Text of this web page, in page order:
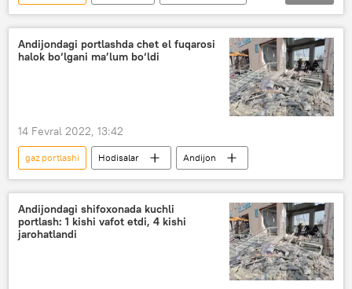
Multimedia
Andijondagi portlashda chet el fuqarosi
halok bo‘lgani ma’lum bo‘ldi
14 Fevral 2022, 13:42
gaz portlashi Hodisalar Andijon
Andijondagi shifoxonada kuchli
portlash: 1 kishi vafot etdi, 4 kishi
jarohatlandi